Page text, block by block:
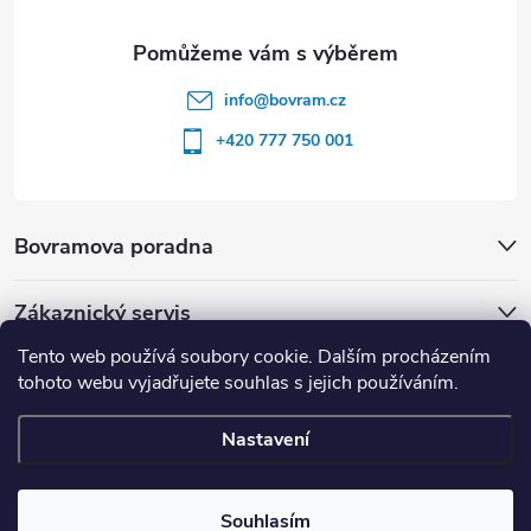
Tento web používá soubory cookie. Dalším procházením
tohoto webu vyjadřujete souhlas s jejich používáním.
Nastavení
Souhlasím
Bovramova poradna
Zákaznický servis
info@bovram.cz
+420 777 750 001
Copyright 2026BOVRAM.cz. Všechna práva vyhrazena.